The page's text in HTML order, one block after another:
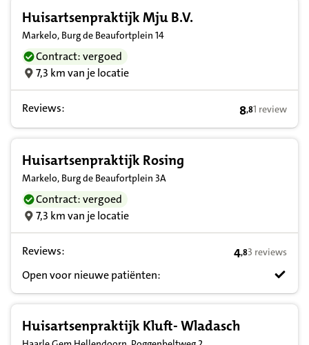
Huisartsenpraktijk Mju B.V.
Markelo, Burg de Beaufortplein 14
Contract: vergoed
7,3 km van je locatie
Reviews: 8,8 op basis
8,81 review
Huisartsenpraktijk Rosing
Markelo, Burg de Beaufortplein 3A
Contract: vergoed
7,3 km van je locatie
Reviews: 4,8 op basis
4,83 reviews
Open voor nieuwe patiënten:
Huisartsenpraktijk Kluft- Wladasch